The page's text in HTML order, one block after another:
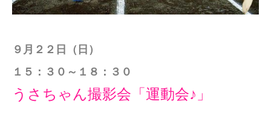
９月２２日（日）
１５：３０～１８：３０
うさちゃん撮影会「運動会♪」